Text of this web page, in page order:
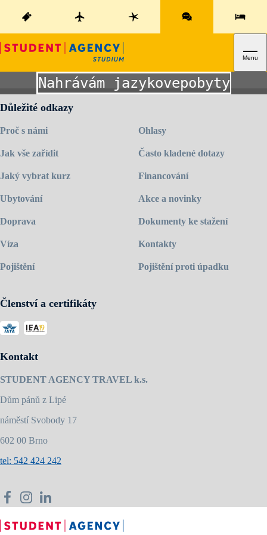
Menu
Nahrávám jazykovepobyty.cz
Důležité odkazy
Proč s námi
Jak vše zařídit
Jaký vybrat kurz
Ubytování
Doprava
Víza
Pojištění
Ohlasy
Často kladené dotazy
Financování
Akce a novinky
Dokumenty ke stažení
Kontakty
Pojištění proti úpadku
Členství a certifikáty
Kontakt
STUDENT AGENCY TRAVEL k.s.
Dům pánů z Lipé
náměstí Svobody 17
602 00 Brno
tel: 542 424 242